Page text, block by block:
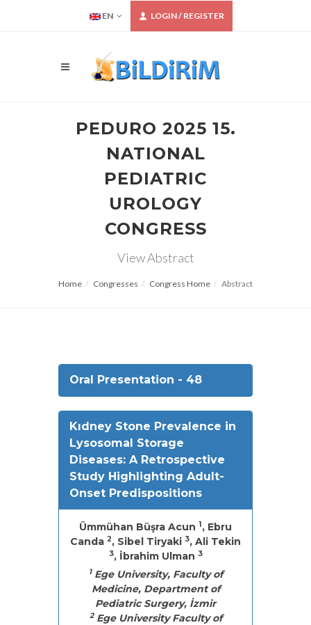
EN LOGIN / REGISTER
PEDURO 2025 15.
NATIONAL
PEDIATRIC
UROLOGY
CONGRESS
View Abstract
Home Congresses Congress Home Abstract
Oral Presentation - 48
Kıdney Stone Prevalence in
Lysosomal Storage
Diseases: A Retrospective
Study Highlighting Adult-
Onset Predispositions
Ümmühan Büşra Acun 1, Ebru
Canda 2, Sibel Tiryaki 3, Ali Tekin
3, İbrahim Ulman 3
1Ege University, Faculty of
Medicine, Department of
Pediatric Surgery, İzmir
2Ege University Faculty of